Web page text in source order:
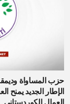
حزب المساواة
العمال الكوردستاني